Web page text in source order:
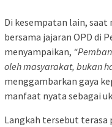
Di kesempatan lain,
bersama jajaran OPD di
menyampaikan,
oleh masyarakat, bukan
menggambarkan gaya
manfaat nyata sebagai
Langkah tersebut terasa